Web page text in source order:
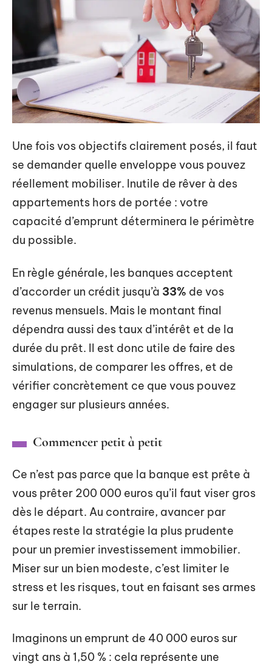
Une fois vos objectifs clairement posés, il faut
se demander quelle enveloppe vous pouvez
réellement mobiliser. Inutile de rêver à des
appartements hors de portée : votre
capacité d’emprunt déterminera le périmètre
du possible.
En règle générale, les banques acceptent
d’accorder un crédit jusqu’à 33% de vos
revenus mensuels. Mais le montant final
dépendra aussi des taux d’intérêt et de la
durée du prêt. Il est donc utile de faire des
simulations, de comparer les offres, et de
vérifier concrètement ce que vous pouvez
engager sur plusieurs années.
Commencer petit à petit
Ce n’est pas parce que la banque est prête à
vous prêter 200 000 euros qu’il faut viser gros
dès le départ. Au contraire, avancer par
étapes reste la stratégie la plus prudente
pour un premier investissement immobilier.
Miser sur un bien modeste, c’est limiter le
stress et les risques, tout en faisant ses armes
sur le terrain.
Imaginons un emprunt de 40 000 euros sur
vingt ans à 1,50 % : cela représente une